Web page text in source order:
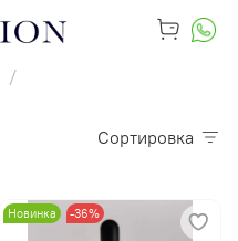
Сортировка
Новинка -36%